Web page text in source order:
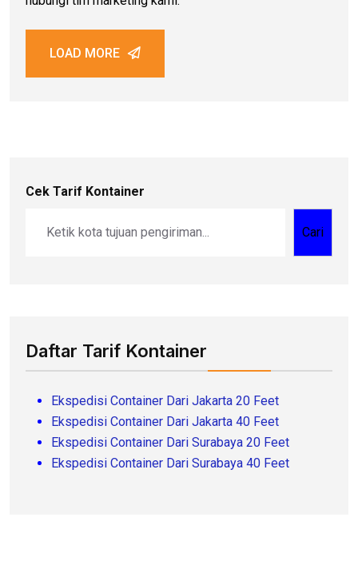
LOAD MORE
Cek Tarif Kontainer
Cari
Daftar Tarif Kontainer
Ekspedisi Container Dari Jakarta 20 Feet
Ekspedisi Container Dari Jakarta 40 Feet
Ekspedisi Container Dari Surabaya 20 Feet
Ekspedisi Container Dari Surabaya 40 Feet